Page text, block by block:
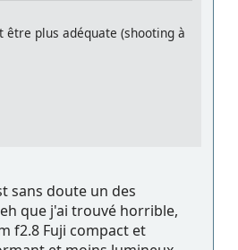
plus adéquate (shooting à
sans doute un des
que j'ai trouvé horrible,
f2.8 Fuji compact et